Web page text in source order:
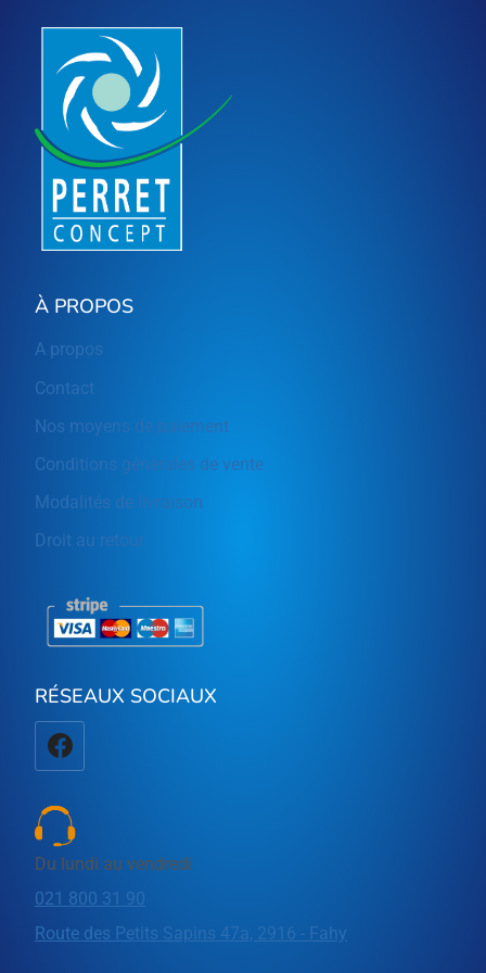
À PROPOS
A propos
Contact
Nos moyens de paiement
Conditions générales de vente
Modalités de livraison
Droit au retour
RÉSEAUX SOCIAUX
Du lundi au vendredi
021 800 31 90
Route des Petits Sapins 47a, 2916 - Fahy